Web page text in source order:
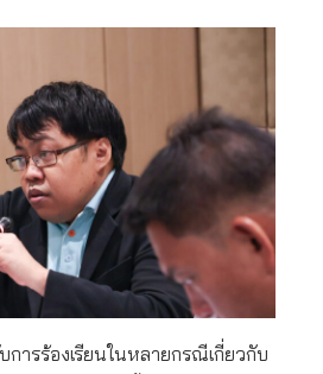
การร้องเรียนในหลายกรณีเกี่ยวกับ